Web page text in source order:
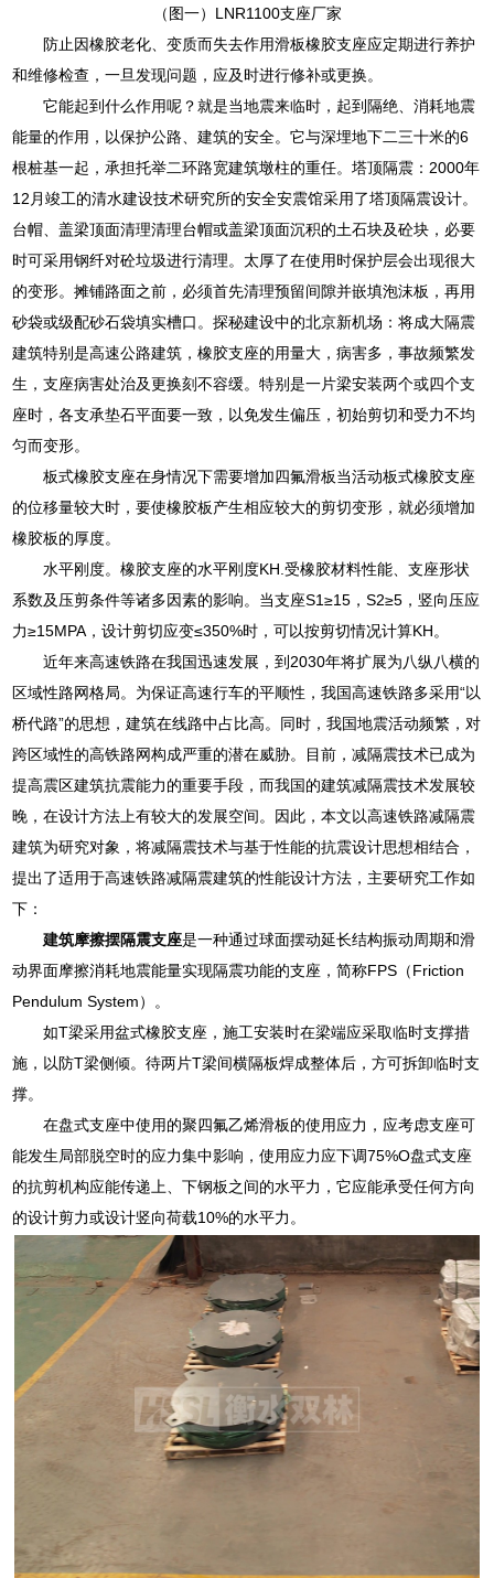
（图一）LNR1100支座厂家
防止因橡胶老化、变质而失去作用滑板橡胶支座应定期进行养护
和维修检查，一旦发现问题，应及时进行修补或更换。
它能起到什么作用呢？就是当地震来临时，起到隔绝、消耗地震
能量的作用，以保护公路、建筑的安全。它与深埋地下二三十米的6
根桩基一起，承担托举二环路宽建筑墩柱的重任。塔顶隔震：2000年
12月竣工的清水建设技术研究所的安全安震馆采用了塔顶隔震设计。
台帽、盖梁顶面清理清理台帽或盖梁顶面沉积的土石块及砼块，必要
时可采用钢纤对砼垃圾进行清理。太厚了在使用时保护层会出现很大
的变形。摊铺路面之前，必须首先清理预留间隙并嵌填泡沫板，再用
砂袋或级配砂石袋填实槽口。探秘建设中的北京新机场：将成大隔震
建筑特别是高速公路建筑，橡胶支座的用量大，病害多，事故频繁发
生，支座病害处治及更换刻不容缓。特别是一片梁安装两个或四个支
座时，各支承垫石平面要一致，以免发生偏压，初始剪切和受力不均
匀而变形。
板式橡胶支座在身情况下需要增加四氟滑板当活动板式橡胶支座
的位移量较大时，要使橡胶板产生相应较大的剪切变形，就必须增加
橡胶板的厚度。
水平刚度。橡胶支座的水平刚度KH.受橡胶材料性能、支座形状
系数及压剪条件等诸多因素的影响。当支座S1≥15，S2≥5，竖向压应
力≥15MPA，设计剪切应变≤350%时，可以按剪切情况计算KH。
近年来高速铁路在我国迅速发展，到2030年将扩展为八纵八横的
区域性路网格局。为保证高速行车的平顺性，我国高速铁路多采用“以
桥代路”的思想，建筑在线路中占比高。同时，我国地震活动频繁，对
跨区域性的高铁路网构成严重的潜在威胁。目前，减隔震技术已成为
提高震区建筑抗震能力的重要手段，而我国的建筑减隔震技术发展较
晚，在设计方法上有较大的发展空间。因此，本文以高速铁路减隔震
建筑为研究对象，将减隔震技术与基于性能的抗震设计思想相结合，
提出了适用于高速铁路减隔震建筑的性能设计方法，主要研究工作如
下：
建筑摩擦摆隔震支座是一种通过球面摆动延长结构振动周期和滑
动界面摩擦消耗地震能量实现隔震功能的支座，简称FPS（Friction
Pendulum System）。
如T梁采用盆式橡胶支座，施工安装时在梁端应采取临时支撑措
施，以防T梁侧倾。待两片T梁间横隔板焊成整体后，方可拆卸临时支
撑。
在盘式支座中使用的聚四氟乙烯滑板的使用应力，应考虑支座可
能发生局部脱空时的应力集中影响，使用应力应下调75%O盘式支座
的抗剪机构应能传递上、下钢板之间的水平力，它应能承受任何方向
的设计剪力或设计竖向荷载10%的水平力。